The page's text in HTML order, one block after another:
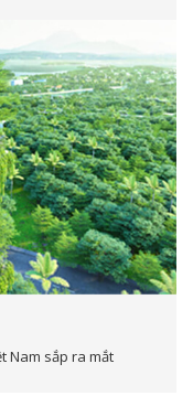
Nam sắp ra mắt